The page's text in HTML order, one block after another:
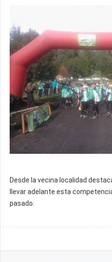
Desde la vecina localidad
llevar adelante esta
pasado.